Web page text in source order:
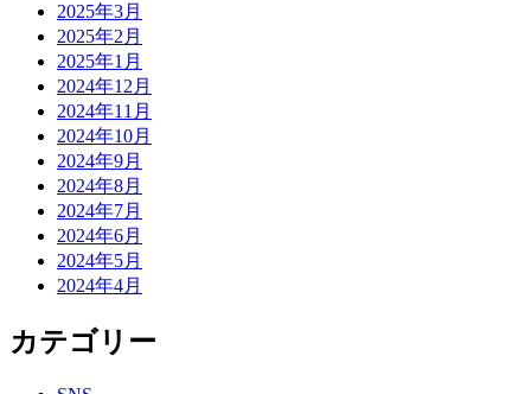
2025年3月
2025年2月
2025年1月
2024年12月
2024年11月
2024年10月
2024年9月
2024年8月
2024年7月
2024年6月
2024年5月
2024年4月
カテゴリー